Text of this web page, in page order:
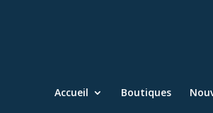
Accueil Boutiques